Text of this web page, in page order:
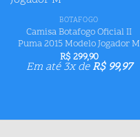
BOTAFOGO
Camisa Botafogo Oficial II
Puma 2015 Modelo Jogador M
R$ 299,90
Em até 3x deR$99,97